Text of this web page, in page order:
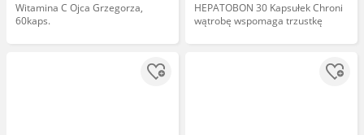
Witamina C Ojca Grzegorza,
60kaps.
HEPATOBON 30 Kapsułek Chroni
wątrobę wspomaga trzustkę